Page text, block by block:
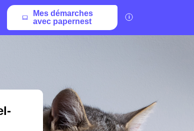
Mes démarches
avec papernest